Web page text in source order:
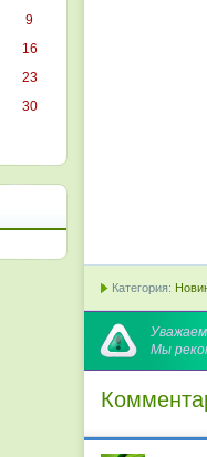
Категория:
Мы
9
16
23
30